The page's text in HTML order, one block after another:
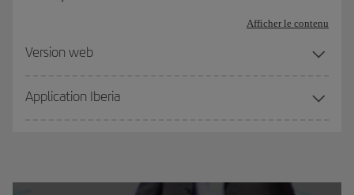
Afficher le contenu
Version web
Application Iberia